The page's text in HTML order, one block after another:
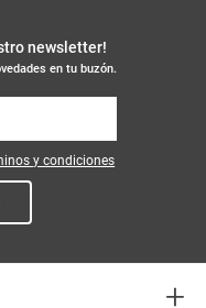
newsletter!
en tu buzón.
y condiciones
+